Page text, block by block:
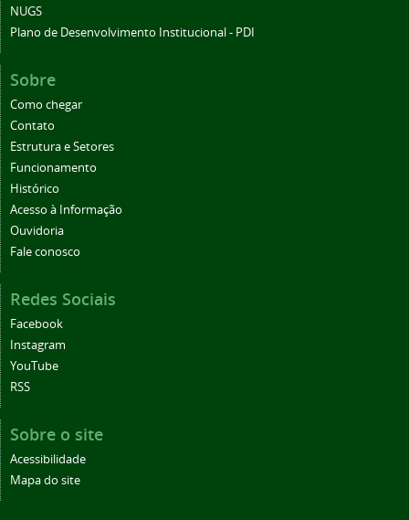
NUGS
Plano de Desenvolvimento Institucional - PDI
Sobre
Como chegar
Contato
Estrutura e Setores
Funcionamento
Histórico
Acesso à Informação
Ouvidoria
Fale conosco
Redes Sociais
Facebook
Instagram
YouTube
RSS
Sobre o site
Acessibilidade
Mapa do site